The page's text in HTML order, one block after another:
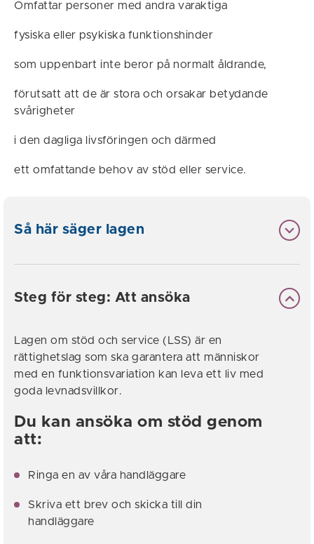
Omfattar personer med andra varaktiga
fysiska eller psykiska funktionshinder
som uppenbart inte beror på normalt åldrande,
förutsatt att de är stora och orsakar betydande
svårigheter
i den dagliga livsföringen och därmed
ett omfattande behov av stöd eller service.
Så här säger lagen
Steg för steg: Att ansöka
Lagen om stöd och service (LSS) är en
rättighetslag som ska garantera att människor
med en funktionsvariation kan leva ett liv med
goda levnadsvillkor.
Du kan ansöka om stöd genom
att:
Ringa en av våra handläggare
Skriva ett brev och skicka till din
handläggare